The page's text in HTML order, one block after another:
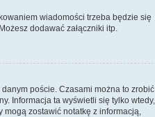
wiadomości trzeba będzie się
dodawać załączniki itp.
poście. Czasami można to zrobić
Informacja ta wyświetli się tylko wtedy,
zostawić notatkę z informacją,